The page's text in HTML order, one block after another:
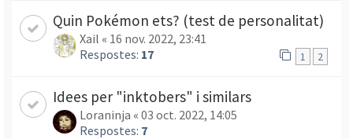
Quin Pokémon ets? (test de personalitat)
Xail « 16 nov. 2022, 23:41
Respostes: 17 1 2
Idees per "inktobers" i similars
Loraninja « 03 oct. 2022, 14:05
Respostes: 7